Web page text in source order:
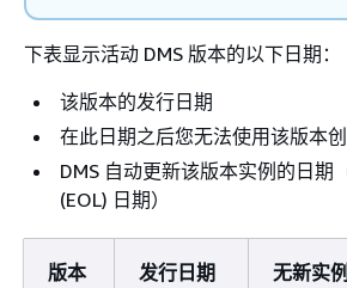
下表显示活动 DMS 版本的以下日期：
该版本的发行日期
在此日期之后您无法使用该版本
DMS 自动更新该版本实例的日期
(EOL) 日期）
版本 发行日期
无新实例